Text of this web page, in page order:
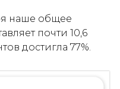
наше общее
почти 10,6
достигла 77%.